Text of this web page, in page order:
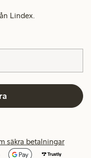
Lindex.
säkra betalningar